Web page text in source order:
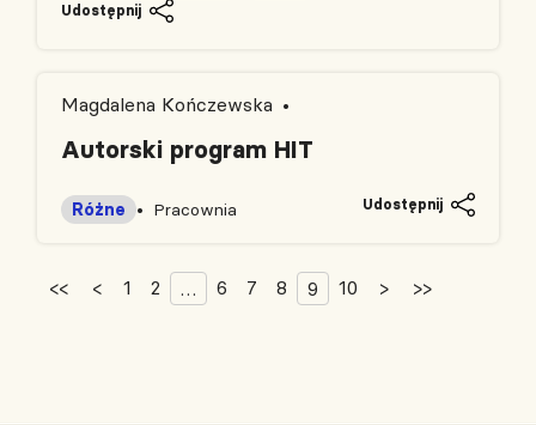
Udostępnij
Magdalena Kończewska
Autorski program HIT
Pracownia
Różne Udostępnij
<< < 1 2 … 6 7 8 9 10 > >>